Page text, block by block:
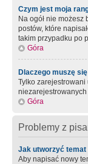
Czym jest moja
Na ogół nie
postów, które
takim przypadku po
Góra
Dlaczego muszę
Tylko zarejestrowani
Góra
Problemy z
Jak utworzyć temat
Aby napisać nowy